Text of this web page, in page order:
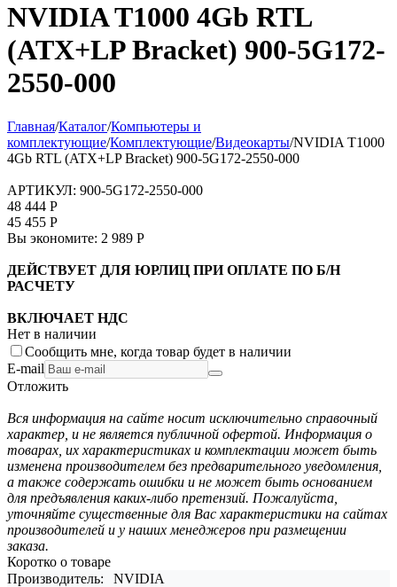
NVIDIA T1000 4Gb RTL
(ATX+LP Bracket) 900-5G172-
2550-000
Главная/Каталог/Компьютеры и
комплектующие/Комплектующие/Видеокарты/NVIDIA T1000
4Gb RTL (ATX+LP Bracket) 900-5G172-2550-000
АРТИКУЛ: 900-5G172-2550-000
48 444 Р
45 455 Р
Вы экономите: 2 989 Р
ДЕЙСТВУЕТ ДЛЯ ЮРЛИЦ ПРИ ОПЛАТЕ ПО Б/Н
РАСЧЕТУ
ВКЛЮЧАЕТ НДС
Нет в наличии
Сообщить мне, когда товар будет в наличии
E-mail
Отложить
Вся информация на сайте носит исключительно справочный
характер, и не является публичной офертой. Информация о
товарах, их характеристиках и комплектации может быть
изменена производителем без предварительного уведомления,
а также содержать ошибки и не может быть основанием
для предъявления каких-либо претензий. Пожалуйста,
уточняйте существенные для Вас характеристики на сайтах
производителей и у наших менеджеров при размещении
заказа.
Коротко о товаре
Производитель:
NVIDIA